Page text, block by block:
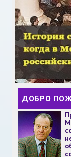
ДОБРО